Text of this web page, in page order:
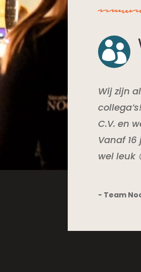

Wij zijn
C.V. en
Vanaf
wel leuk
- Team